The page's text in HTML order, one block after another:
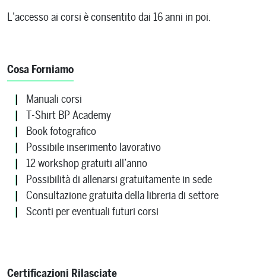
L’accesso ai corsi è consentito dai 16 anni in poi.
Cosa Forniamo
Manuali corsi
T-Shirt BP Academy
Book fotografico
Possibile inserimento lavorativo
12 workshop gratuiti all’anno
Possibilità di allenarsi gratuitamente in sede
Consultazione gratuita della libreria di settore
Sconti per eventuali futuri corsi
Certificazioni Rilasciate